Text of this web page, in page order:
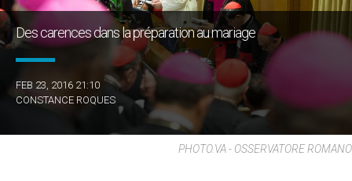
Des carences dans la préparation au mariage
FEB 23, 2016 21:10
CONSTANCE ROQUES
PHOTO.VA - OSSERVATORE ROMANO